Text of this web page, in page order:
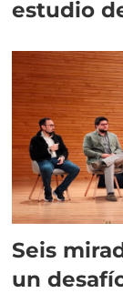
estudio
Seis
un